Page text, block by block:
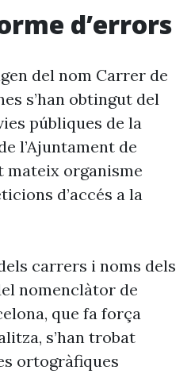
d’errors
del nom Carrer de
s’han obtingut del
públiques de la
l’Ajuntament de
mateix organisme
d’accés a la
carrers i noms dels
nomenclàtor de
que fa força
s’han trobat
ortogràfiques